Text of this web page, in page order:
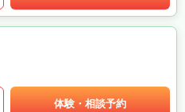
体験・相談予約